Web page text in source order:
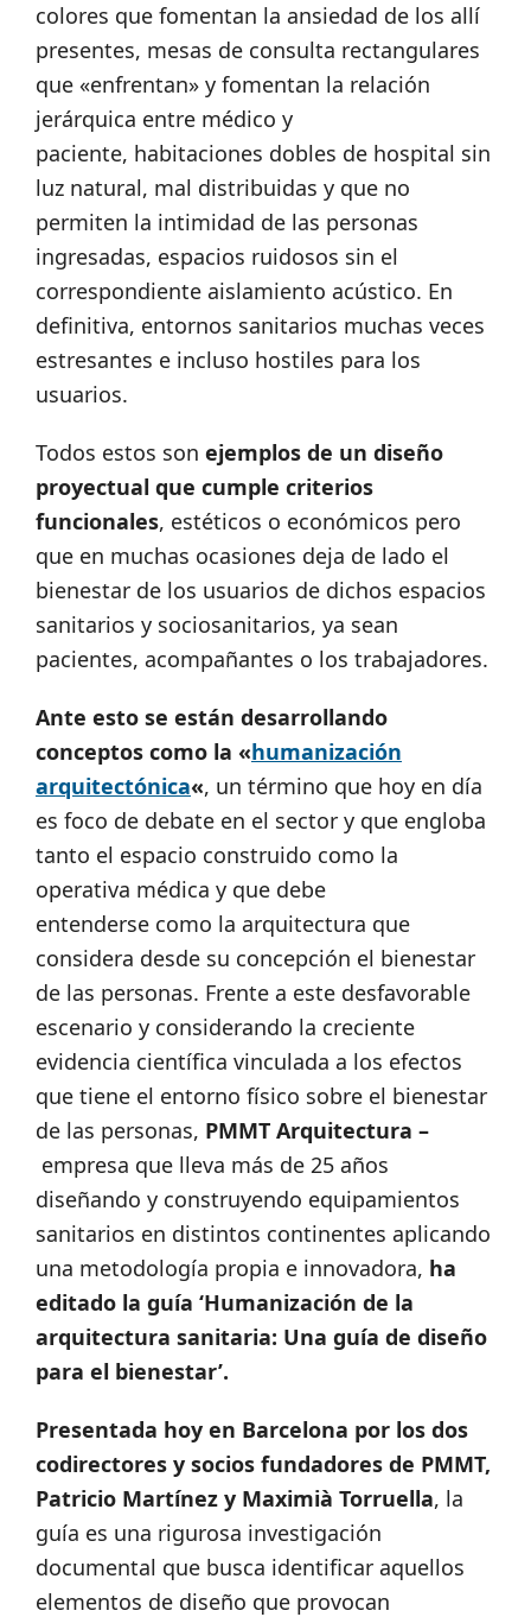
colores que fomentan la ansiedad de los allí
presentes, mesas de consulta rectangulares
que «enfrentan» y fomentan la relación
jerárquica entre médico y
paciente, habitaciones dobles de hospital sin
luz natural, mal distribuidas y que no
permiten la intimidad de las personas
ingresadas, espacios ruidosos sin el
correspondiente aislamiento acústico. En
definitiva, entornos sanitarios muchas veces
estresantes e incluso hostiles para los
usuarios.
Todos estos son ejemplos de un diseño
proyectual que cumple criterios
funcionales, estéticos o económicos pero
que en muchas ocasiones deja de lado el
bienestar de los usuarios de dichos espacios
sanitarios y sociosanitarios, ya sean
pacientes, acompañantes o los trabajadores.
Ante esto se están desarrollando
conceptos como la «humanización
arquitectónica«, un término que hoy en día
es foco de debate en el sector y que engloba
tanto el espacio construido como la
operativa médica y que debe
entenderse como la arquitectura que
considera desde su concepción el bienestar
de las personas. Frente a este desfavorable
escenario y considerando la creciente
evidencia científica vinculada a los efectos
que tiene el entorno físico sobre el bienestar
de las personas, PMMT Arquitectura –
empresa que lleva más de 25 años
diseñando y construyendo equipamientos
sanitarios en distintos continentes aplicando
una metodología propia e innovadora, ha
editado la guía ‘Humanización de la
arquitectura sanitaria: Una guía de diseño
para el bienestar’.
Presentada hoy en Barcelona por los dos
codirectores y socios fundadores de PMMT,
Patricio Martínez y Maximià Torruella, la
guía es una rigurosa investigación
documental que busca identificar aquellos
elementos de diseño que provocan